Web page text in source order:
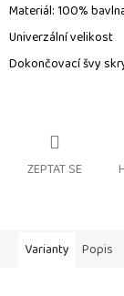
Materiál: 100%
Univerzální velikost
Dokončovací švy
ZEPTAT SE
Varianty Popis